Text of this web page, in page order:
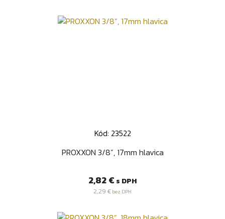
Kód: 23522
PROXXON 3/8”, 17mm hlavica
Cena
2,82 € s DPH
2,29 € bez DPH